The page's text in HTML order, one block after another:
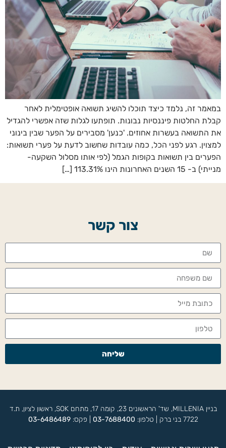
במאמר זה, נלמד כיצד תוכלו להשיג תשואה אופטימלית לאחר
קבלת החלטות פיננסיות נבונות. תופתעו לגלות שזה אפשרי להגדיל
את התשואה בעשרות אחוזים. 'כנען' מסבירים על הפער שבין בינוני
למצוין. רגע לפני הכל, כמה עובדות שחשוב לדעת על פערי תשואות:
הפערים בין תשואות בקופות הגמל (לפי אותו מסלול השקעה-
מנייתי) ב- 15 השנים האחרונות הינו 113.31% […]
צור קשר
שליחה
בניין MILLENIA, שד' הראשונים 23, קומה 17, מתחם SOK, ראשון לציון, ת.ד
7722 בני ברק | טלפון:
03-7688400 | פקס:03-6486489